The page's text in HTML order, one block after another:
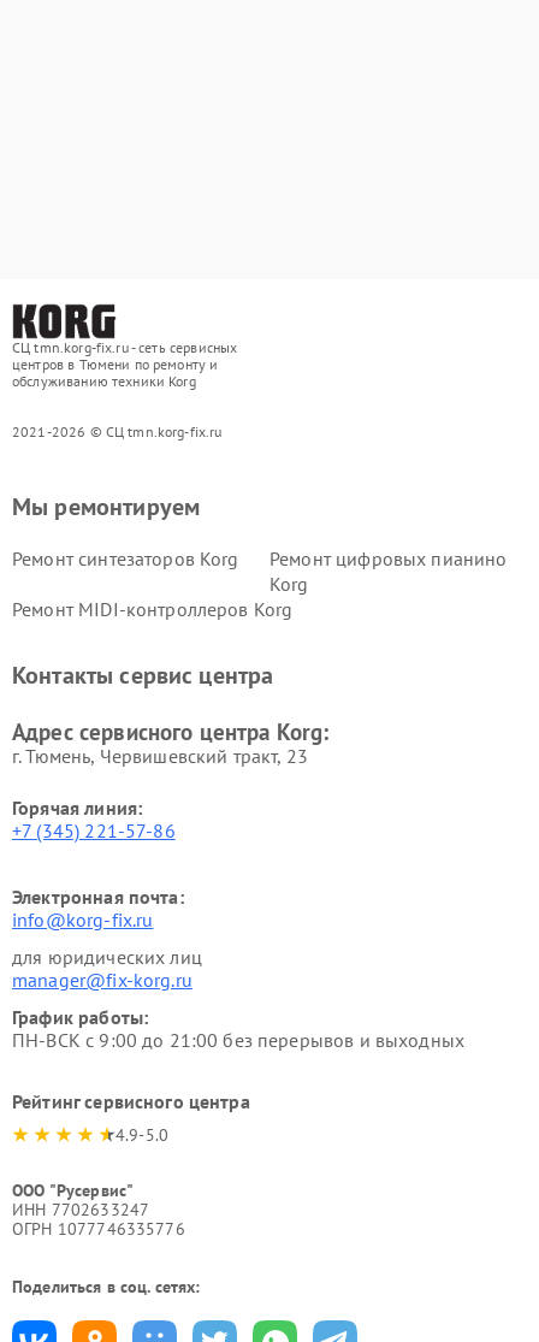
СЦ tmn.korg-fix.ru - сеть сервисных
центров в Тюмени по ремонту и
обслуживанию техники Korg
2021-2026 © СЦ tmn.korg-fix.ru
Мы ремонтируем
Ремонт синтезаторов Korg
Ремонт цифровых пианино
Korg
Ремонт MIDI-контроллеров Korg
Контакты сервис центра
Адрес сервисного центра Korg:
г. Тюмень, ​Червишевский тракт, 23
Горячая линия:
+7 (345) 221-57-86
Электронная почта:
info@korg-fix.ru
для юридических лиц
manager@fix-korg.ru
График работы:
ПН-ВСК с 9:00 до 21:00 без перерывов и выходных
Рейтинг сервисного центра
4.9-5.0
ООО "Русервис"
ИНН 7702633247
ОГРН 1077746335776
Поделиться в соц. сетях: